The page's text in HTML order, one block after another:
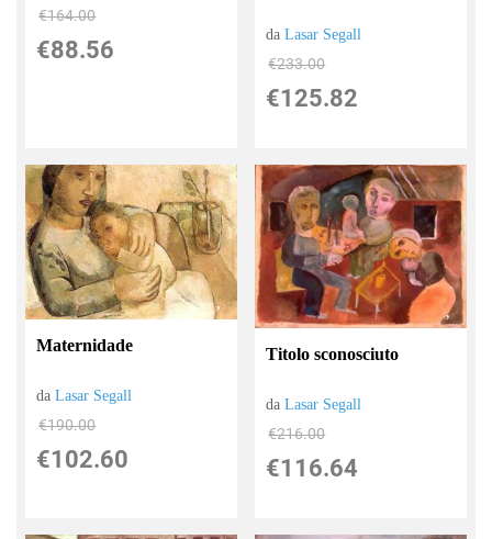
€164.00
€88.56
daLasar Segall
€233.00
€125.82
Maternidade
daLasar Segall
€190.00
€102.60
Titolo sconosciuto
daLasar Segall
€216.00
€116.64